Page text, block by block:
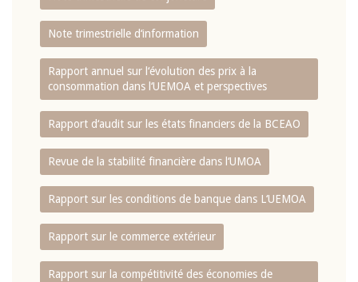
Note trimestrielle d‘information
Rapport annuel sur l‘évolution des prix à la
consommation dans l‘UEMOA et perspectives
Rapport d‘audit sur les états financiers de la BCEAO
Revue de la stabilité financière dans l‘UMOA
Rapport sur les conditions de banque dans L‘UEMOA
Rapport sur le commerce extérieur
Rapport sur la compétitivité des économies de